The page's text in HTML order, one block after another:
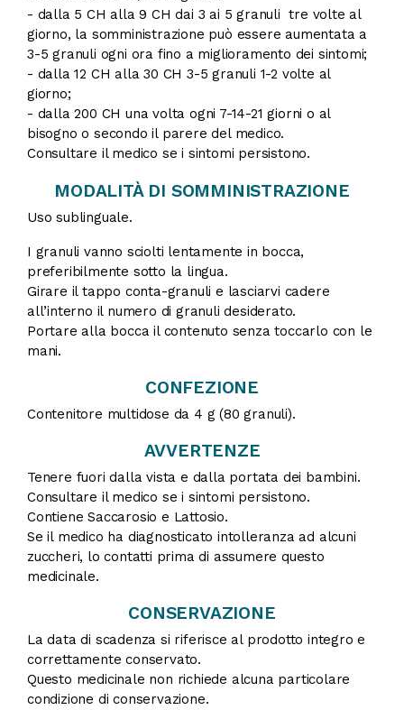
- dalla 5 CH alla 9 CH dai 3 ai 5 granuli tre volte al
giorno, la somministrazione può essere aumentata a
3-5 granuli ogni ora fino a miglioramento dei sintomi;
- dalla 12 CH alla 30 CH 3-5 granuli 1-2 volte al
giorno;
- dalla 200 CH una volta ogni 7-14-21 giorni o al
bisogno o secondo il parere del medico.
Consultare il medico se i sintomi persistono.
MODALITÀ DI SOMMINISTRAZIONE
Uso sublinguale.
I granuli vanno sciolti lentamente in bocca,
preferibilmente sotto la lingua.
Girare il tappo conta-granuli e lasciarvi cadere
all’interno il numero di granuli desiderato.
Portare alla bocca il contenuto senza toccarlo con le
mani.
CONFEZIONE
Contenitore multidose da 4 g (80 granuli).
AVVERTENZE
Tenere fuori dalla vista e dalla portata dei bambini.
Consultare il medico se i sintomi persistono.
Contiene Saccarosio e Lattosio.
Se il medico ha diagnosticato intolleranza ad alcuni
zuccheri, lo contatti prima di assumere questo
medicinale.
CONSERVAZIONE
La data di scadenza si riferisce al prodotto integro e
correttamente conservato.
Questo medicinale non richiede alcuna particolare
condizione di conservazione.